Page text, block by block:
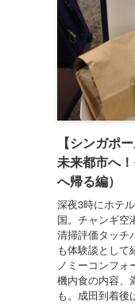
【シンガポ
未来都市へ
へ帰る編）
深夜3時にホテ
国。チャンギ空
清掃評価タッチ
も体験談として
ノミーコンフ
機内食の内容、
も。成田到着後